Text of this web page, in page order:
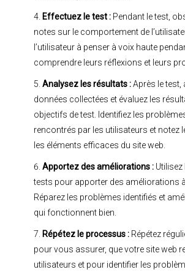
Effectuez le test : Pendant le test,
notes sur le comportement de
l’utilisateur à penser à voix haute
comprendre leurs réflexions et leurs
Analysez les résultats :Après le test,
données collectées et évaluez les
objectifs de test. Identifiez les
rencontrés par les utilisateurs et notez
les éléments efficaces du site web.
Apportez des améliorations :
tests pour apporter des améliorations
Réparez les problèmes identifiés et
qui fonctionnent bien.
Répétez le processus : Répétez
pour vous assurer, que votre site web
utilisateurs et pour identifier les